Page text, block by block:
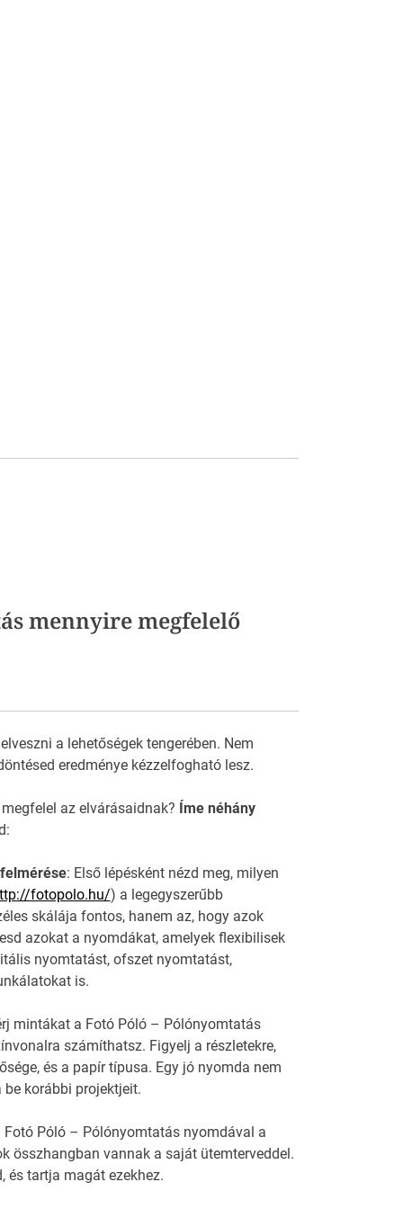
mennyire megfelelő
a lehetőségek tengerében. Nem
eredménye kézzelfogható lesz.
az elvárásaidnak? Íme néhány
: Első lépésként nézd meg, milyen
fotopolo.hu/) a legegyszerűbb
skálája fontos, hanem az, hogy azok
azokat a nyomdákat, amelyek flexibilisek
nyomtatást, ofszet nyomtatást,
is.
mintákat a Fotó Póló – Pólónyomtatás
számíthatsz. Figyelj a részletekre,
és a papír típusa. Egy jó nyomda nem
korábbi projektjeit.
Póló – Pólónyomtatás nyomdával a
összhangban vannak a saját ütemterveddel.
és tartja magát ezekhez.